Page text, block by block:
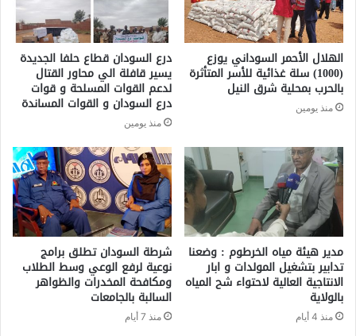
الهلال الأحمر السوداني يوزع
(1000) سلة غذائية للأسر المتأثرة
بالحرب بمحلية شرق النيل
منذ يومين
درع السودان قطاع حلفا الجديدة
يسير قافلة الي محاور القتال
لدعم القوات المسلحة و قوات
درع السودان و القوات المساندة
منذ يومين
مدير هيئة مياه الخرطوم : وضعنا
تدابير بتشغيل المولدات و ابار
الانتاجية العالية لاحتواء شح المياه
بالولاية
منذ 4 أيام
شرطة السودان تطلق برامج
نوعية لرفع الوعي وسط الطلاب
ومكافحة المخدرات والظواهر
السالبة بالجامعات
منذ 7 أيام